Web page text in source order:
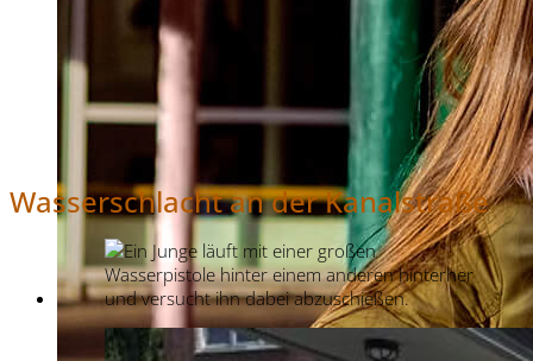
Wasserschlacht an der Kanalstraße